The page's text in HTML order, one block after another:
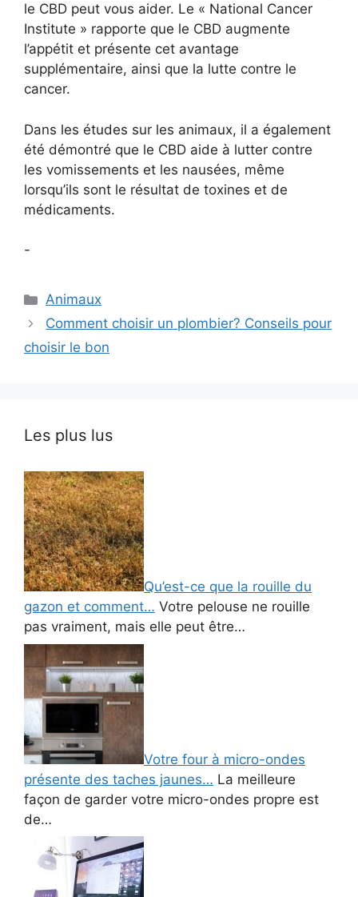
le CBD peut vous aider. Le « National Cancer
Institute » rapporte que le CBD augmente
l’appétit et présente cet avantage
supplémentaire, ainsi que la lutte contre le
cancer.
Dans les études sur les animaux, il a également
été démontré que le CBD aide à lutter contre
les vomissements et les nausées, même
lorsqu’ils sont le résultat de toxines et de
médicaments.
-
Catégories
Animaux
Comment choisir un plombier? Conseils pour
choisir le bon
Les plus lus
Qu’est-ce que la rouille du
gazon et comment… Votre pelouse ne rouille
pas vraiment, mais elle peut être…
Votre four à micro-ondes
présente des taches jaunes… La meilleure
façon de garder votre micro-ondes propre est
de…